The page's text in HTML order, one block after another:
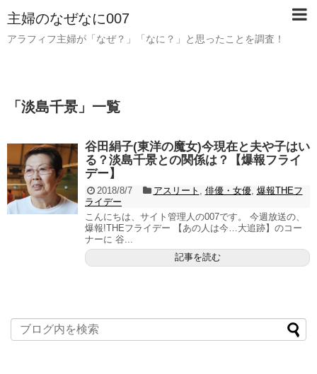
主婦のなぜなに007
アラフィフ主婦が「なぜ？」「なに？」と思ったことを調査！
「 淡島千景 」 一覧
谷田絹子(東洋の魔女)今現在と夫や子はい
る？淡島千景との関係は？【爆報フライ
デー】
2018/8/7 アスリート 俳優・女優, 爆報THEフ
ライデー
こんにちは、サイト管理人の007です。 今週放送の、
爆報!THEフライデー 【あの人は今…大追跡】のコー
ナーに 谷...
記事を読む